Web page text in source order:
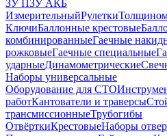
ЗУ ПЗУ АКБ
ИзмерительныйРулетки
КлючиБаллонные крестовые
комбинированныеГаечные
рожковыеГаечные специальные
ударныеДинамометрические
Наборы универсальные
Оборудование для СТО
работКантователи и траверсы
трансмиссионныеТрубогибы
ОтвёрткиКрестовыеНаборы